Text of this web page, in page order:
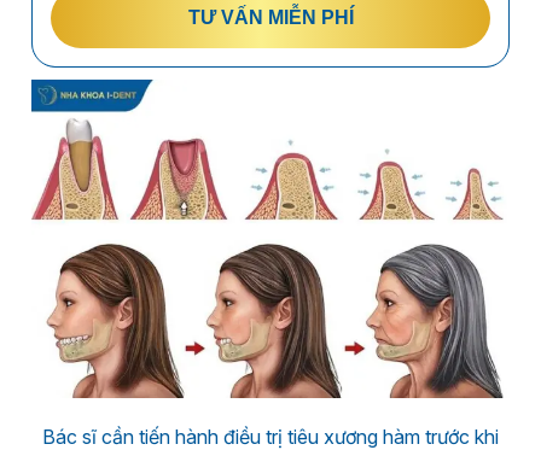
TƯ VẤN MIỄN PHÍ
Bác sĩ cần tiến hành điều trị tiêu xương hàm trước khi